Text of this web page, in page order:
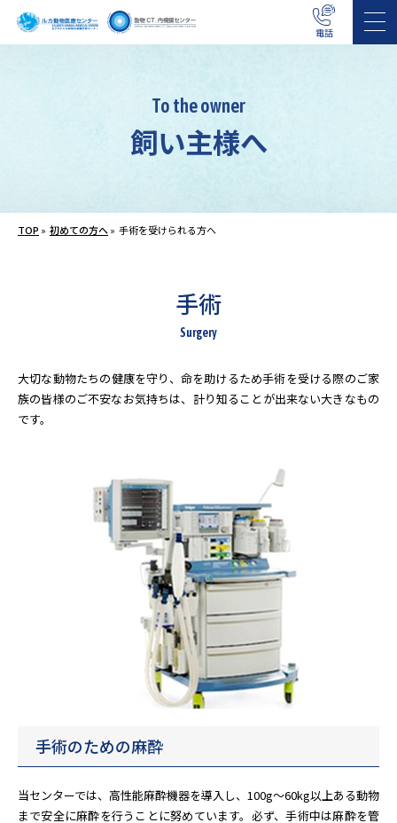
電話
To the owner
飼い主様へ
TOP » 初めての方へ» 手術を受けられる方へ
手術
Surgery
大切な動物たちの健康を守り、命を助けるため手術を受ける際のご家
族の皆様のご不安なお気持ちは、計り知ることが出来ない大きなもの
です。
手術のための麻酔
当センターでは、高性能麻酔機器を導入し、100g〜60kg以上ある動物
まで安全に麻酔を行うことに努めています。必ず、手術中は麻酔を管